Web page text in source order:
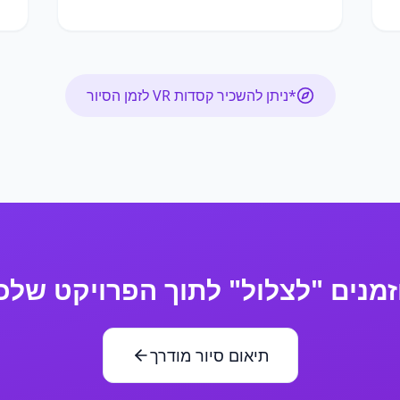
*ניתן להשכיר קסדות VR לזמן הסיור
"לצלול" לתוך הפרויקט
תיאום סיור מודרך